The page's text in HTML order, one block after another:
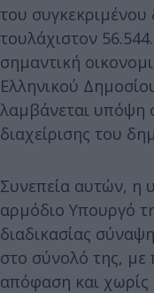
του συγκεκριμένου
τουλάχιστον
σημαντική
Ελληνικού
λαμβάνεται υπόψη
διαχείρισης του
Συνεπεία αυτών, η
αρμόδιο Υπουργό
διαδικασίας
στο σύνολό της, με
απόφαση και